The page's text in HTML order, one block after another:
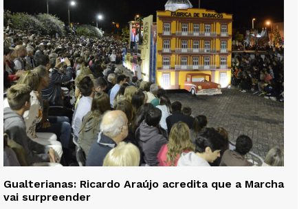
Gualterianas: Ricardo Araújo acredita que a Marcha
vai surpreender